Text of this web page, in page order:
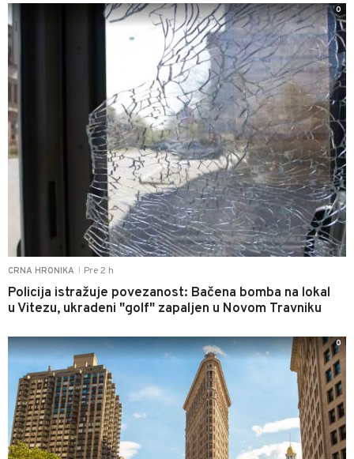
CRNA HRONIKA Pre 2 h
Policija istražuje povezanost: Bačena bomba na lokal
u Vitezu, ukradeni "golf" zapaljen u Novom Travniku
0
0